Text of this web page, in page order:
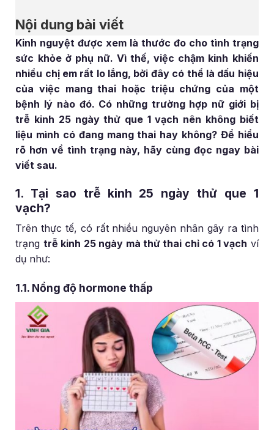
Nội dung bài viết
Kinh nguyệt được xem là thước đo cho tình trạng
sức khỏe ở phụ nữ. Vì thế, việc chậm kinh khiến
nhiều chị em rất lo lắng, bởi đây có thể là dấu hiệu
của việc mang thai hoặc triệu chứng của một
bệnh lý nào đó. Có những trường hợp nữ giới bị
trễ kinh 25 ngày thử que 1 vạch nên không biết
liệu mình có đang mang thai hay không? Để hiểu
rõ hơn về tình trạng này, hãy cùng đọc ngay bài
viết sau.
1. Tại sao trễ kinh 25 ngày thử que 1
vạch?
Trên thực tế, có rất nhiều nguyên nhân gây ra tình
trạng trễ kinh 25 ngày mà thử thai chỉ có 1 vạch ví
dụ như:
1.1. Nồng độ hormone thấp